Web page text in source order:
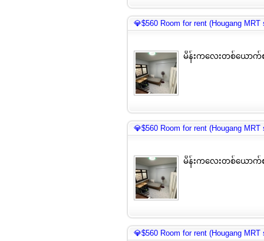
💎$560 Room for rent (Hougang MRT
မိန်းကလေးတစ်ယောက်
💎$560 Room for rent (Hougang MRT
မိန်းကလေးတစ်ယောက်
💎$560 Room for rent (Hougang MRT